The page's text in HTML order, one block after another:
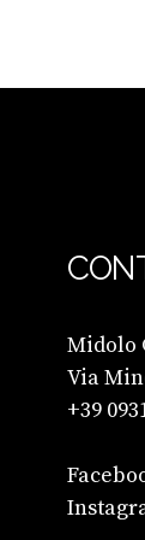
Midolo
Via
+39